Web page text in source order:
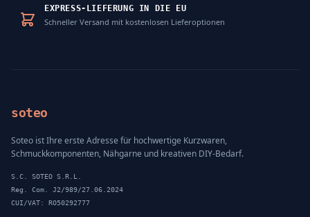
EXPRESS-LIEFERUNG IN DIE EU
Schneller Versand mit kostenlosen Lieferoptionen
soteo
Soteo ist Ihre erste Adresse für hochwertige Kurzwaren,
Schmuckkomponenten, Nähgarne und kreativen DIY-Bedarf.
S.C. SOTEO S.R.L.
Reg. Com. J2/989/27.06.2024
CUI/VAT: RO50292777